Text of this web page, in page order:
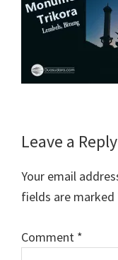
Reader
Interactions
Leave a Reply
Your email
fields are marked
Comment *